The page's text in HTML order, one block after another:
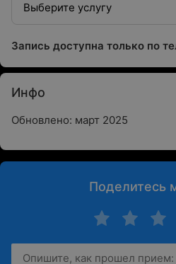
Выберите услугу
Запись доступна только по
Инфо
Обновлено: март 2025
Поделитесь